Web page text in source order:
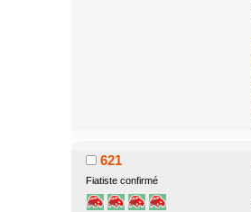
621
Fiatiste confirmé